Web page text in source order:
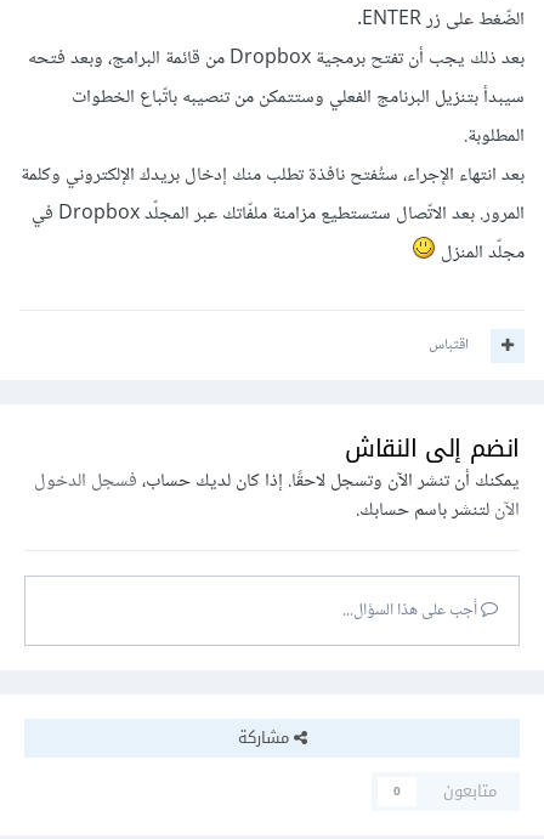
الضّغط على زر ENTER.
بعد ذلك يجب أن تفتح برمجية Dropbox من قائمة البرامج، وبعد فتحه
سيبدأ بتنزيل البرنامج الفعلي وستتمكن من تنصيبه باتّباع الخطوات
المطلوبة.
بعد انتهاء الإجراء، ستُفتح نافذة تطلب منك إدخال بريدك الإلكتروني وكلمة
المرور. بعد الاتّصال ستستطيع مزامنة ملفّاتك عبر المجلّد Dropbox في
مجلّد المنزل
اقتباس
انضم إلى النقاش
يمكنك أن تنشر الآن وتسجل لاحقًا. إذا كان لديك حساب،فسجل الدخول
الآنلتنشر باسم حسابك.
أجب على هذا السؤال...
مشاركة
متابعون
0